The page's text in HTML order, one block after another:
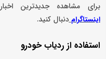
برای مشاهده جدیدترین
اینستاگرام دنبال کنید.
استفاده از ردیاب خودرو